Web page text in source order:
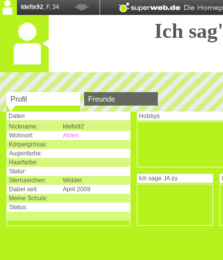
Idefix92, F, 34
Ich
Profil Freunde
Daten
Nickname:
Idefix92
Wohnort:
Ahlen
Körpergrösse:
Augenfarbe:
Haarfarbe:
Statur:
Sternzeichen:
Widder
Dabei seit:
April 2009
Meine Schule:
Status:
Hobbys
Ich sage JAzu